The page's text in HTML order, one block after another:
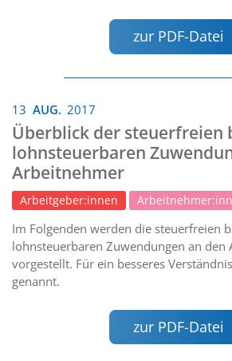
zur PDF-Datei
13 AUG. 2017
Überblick der steuerfreien
lohnsteuerbaren
Arbeitnehmer
Arbeitgeber:innen
Im Folgenden werden die steuerfreien
lohnsteuerbaren Zuwendungen an den
vorgestellt. Für ein besseres
genannt.
zur PDF-Datei